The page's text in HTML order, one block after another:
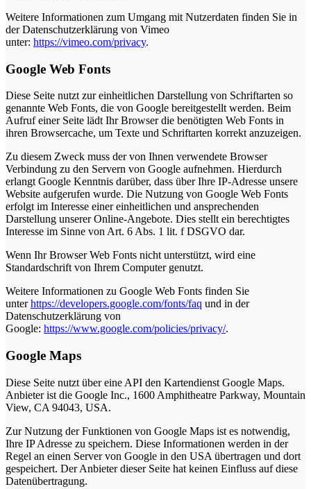
Weitere Informationen zum Umgang mit Nutzerdaten finden Sie in
der Datenschutzerklärung von Vimeo
unter: https://vimeo.com/privacy.
Google Web Fonts
Diese Seite nutzt zur einheitlichen Darstellung von Schriftarten so
genannte Web Fonts, die von Google bereitgestellt werden. Beim
Aufruf einer Seite lädt Ihr Browser die benötigten Web Fonts in
ihren Browsercache, um Texte und Schriftarten korrekt anzuzeigen.
Zu diesem Zweck muss der von Ihnen verwendete Browser
Verbindung zu den Servern von Google aufnehmen. Hierdurch
erlangt Google Kenntnis darüber, dass über Ihre IP-Adresse unsere
Website aufgerufen wurde. Die Nutzung von Google Web Fonts
erfolgt im Interesse einer einheitlichen und ansprechenden
Darstellung unserer Online-Angebote. Dies stellt ein berechtigtes
Interesse im Sinne von Art. 6 Abs. 1 lit. f DSGVO dar.
Wenn Ihr Browser Web Fonts nicht unterstützt, wird eine
Standardschrift von Ihrem Computer genutzt.
Weitere Informationen zu Google Web Fonts finden Sie
unterhttps://developers.google.com/fonts/faq und in der
Datenschutzerklärung von
Google: https://www.google.com/policies/privacy/.
Google Maps
Diese Seite nutzt über eine API den Kartendienst Google Maps.
Anbieter ist die Google Inc., 1600 Amphitheatre Parkway, Mountain
View, CA 94043, USA.
Zur Nutzung der Funktionen von Google Maps ist es notwendig,
Ihre IP Adresse zu speichern. Diese Informationen werden in der
Regel an einen Server von Google in den USA übertragen und dort
gespeichert. Der Anbieter dieser Seite hat keinen Einfluss auf diese
Datenübertragung.